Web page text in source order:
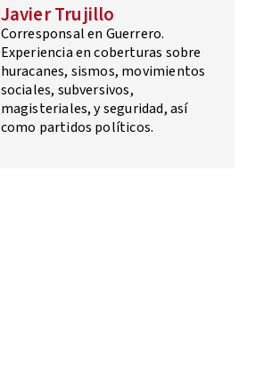
Javier Trujillo
Corresponsal en Guerrero.
Experiencia en coberturas sobre
huracanes, sismos, movimientos
sociales, subversivos,
magisteriales, y seguridad, así
como partidos políticos.